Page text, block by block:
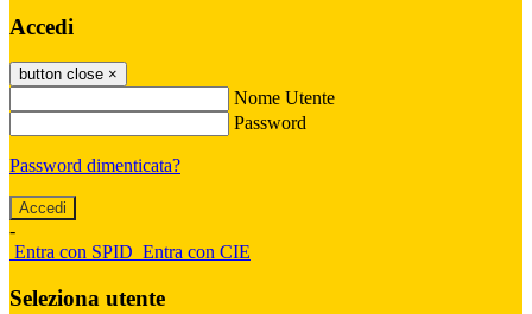
Accedi
button close ×
Nome Utente
Password
Password dimenticata?
-
Entra con SPID Entra con CIE
Seleziona utente